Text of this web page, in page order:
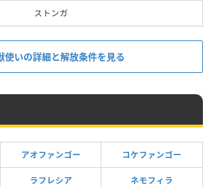
ストンガ
いの詳細と解放条件を見る
アオファンゴー コケファンゴー
ラフレシア ネモフィラ